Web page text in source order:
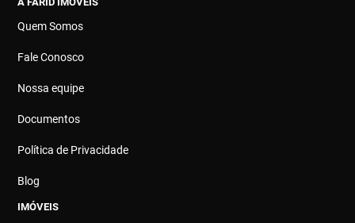
Quem Somos
Fale Conosco
Nossa equipe
Documentos
Política de Privacidade
Blog
IMÓVEIS